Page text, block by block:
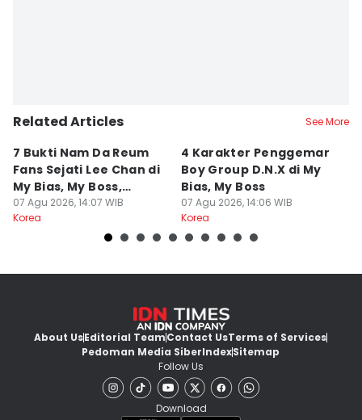
Related Articles See More
7 Bukti Nam Da Reum
Fans Sejati Lee Chan di
My Bias, My Boss,
Totalitas!
07 Agu 2026, 14:07 WIB
Korea
4 Karakter Penggemar
Boy Group D.N.X di My
Bias, My Boss
07 Agu 2026, 14:06 WIB
Korea
About UsEditorial TeamContact UsTerms of Services
Pedoman Media SiberIndexSitemap
Follow Us
Download